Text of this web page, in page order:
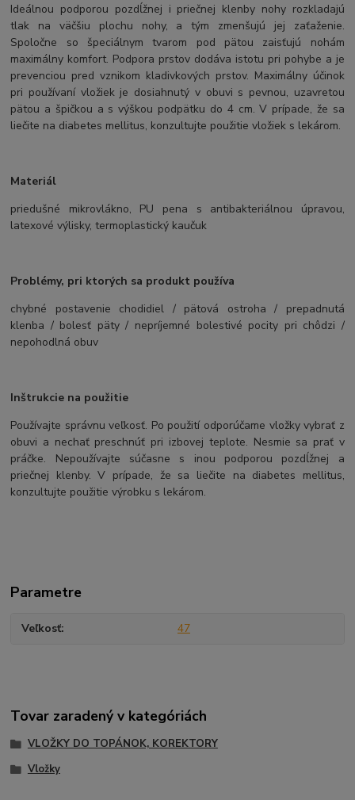
Ideálnou podporou pozdĺžnej i priečnej klenby nohy rozkladajú
tlak na väčšiu plochu nohy, a tým zmenšujú jej zaťaženie.
Spoločne so špeciálnym tvarom pod pätou zaisťujú nohám
maximálny komfort. Podpora prstov dodáva istotu pri pohybe a je
prevenciou pred vznikom kladivkových prstov. Maximálny účinok
pri používaní vložiek je dosiahnutý v obuvi s pevnou, uzavretou
pätou a špičkou a s výškou podpätku do 4 cm. V prípade, že sa
liečite na diabetes mellitus, konzultujte použitie vložiek s lekárom.
Materiál
priedušné mikrovlákno, PU pena s antibakteriálnou úpravou,
latexové výlisky, termoplastický kaučuk
Problémy, pri ktorých sa produkt používa
chybné postavenie chodidiel / pätová ostroha / prepadnutá
klenba / bolesť päty / nepríjemné bolestivé pocity pri chôdzi /
nepohodlná obuv
Inštrukcie na použitie
Používajte správnu veľkosť. Po použití odporúčame vložky vybrať z
obuvi a nechať preschnúť pri izbovej teplote. Nesmie sa prať v
práčke. Nepoužívajte súčasne s inou podporou pozdĺžnej a
priečnej klenby. V prípade, že sa liečite na diabetes mellitus,
konzultujte použitie výrobku s lekárom.
Parametre
Veľkosť 47
Tovar zaradený v kategóriách
VLOŽKY DO TOPÁNOK, KOREKTORY
Vložky